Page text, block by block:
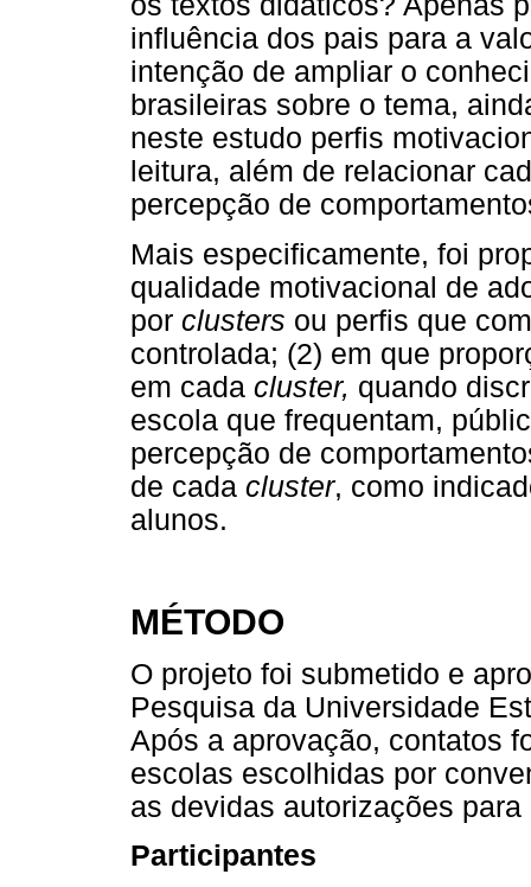
influência dos pais para a
intenção de ampliar o
brasileiras sobre o tema,
neste estudo perfis
leitura, além de relacionar
percepção de
Mais especificamente, foi
qualidade motivacional de
por clusters ou perfis que
controlada; (2) em que
em cada cluster, quando
escola que frequentam,
percepção de
de cada cluster, como
alunos.
MÉTODO
O projeto foi submetido e
Pesquisa da Universidade
Após a aprovação, contatos
escolas escolhidas por
as devidas autorizações
Participantes